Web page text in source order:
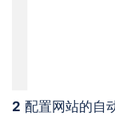
2 配置网站的自